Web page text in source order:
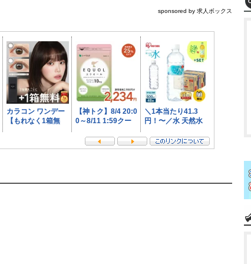
sponsored by 求人ボックス